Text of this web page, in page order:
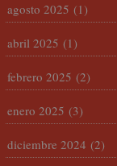
agosto 2025 (1)
abril 2025 (1)
febrero 2025 (2)
enero 2025 (3)
diciembre 2024 (2)